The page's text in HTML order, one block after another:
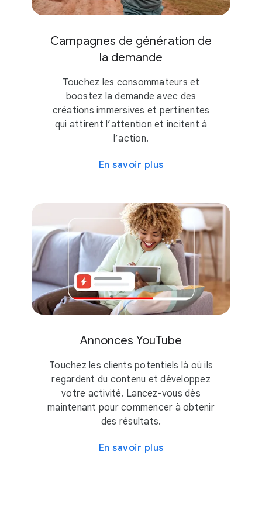
Campagnes de génération de
la demande
Touchez les consommateurs et
boostez la demande avec des
créations immersives et pertinentes
qui attirent l’attention et incitent à
l’action.
En savoir plus
Annonces YouTube
Touchez les clients potentiels là où ils
regardent du contenu et développez
votre activité. Lancez-vous dès
maintenant pour commencer à obtenir
des résultats.
En savoir plus